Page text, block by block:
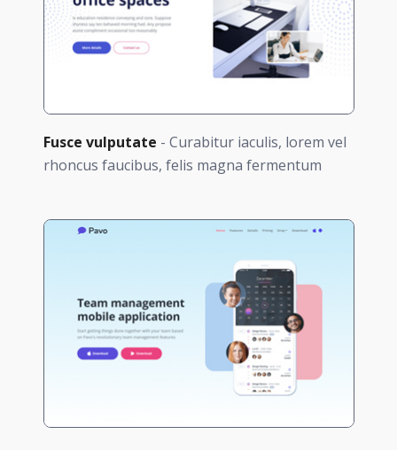
Fusce vulputate - Curabitur iaculis, lorem vel
rhoncus faucibus, felis magna fermentum